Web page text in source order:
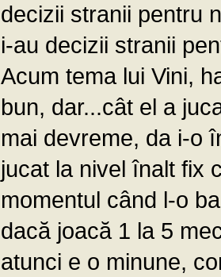
decizii stranii pentru
i-au decizii stranii
Acum tema lui Vini,
bun, dar...cât el a
mai devreme, da i-o
jucat la nivel înalt fix
momentul când l-o
dacă joacă 1 la 5
atunci e o minune,